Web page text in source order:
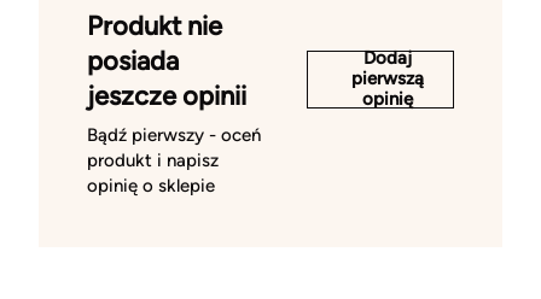
Produkt nie
posiada
jeszcze opinii
Bądź pierwszy - oceń
produkt i napisz
opinię o sklepie
Dodaj
pierwszą
opinię